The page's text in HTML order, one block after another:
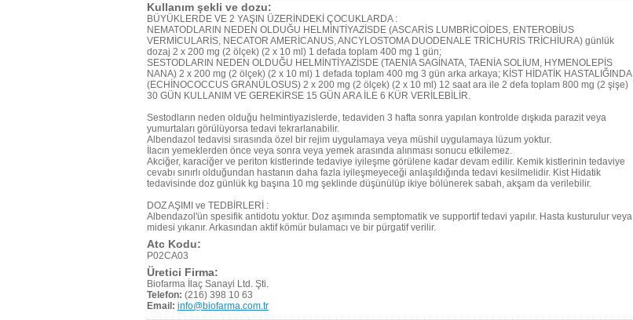
Kullanım şekli ve dozu:
BÜYÜKLERDE VE 2 YAŞIN ÜZERİNDEKİ ÇOCUKLARDA :
NEMATODLARIN NEDEN OLDUĞU HELMİNTİYAZİSDE (ASCARİS LUMBRİCOİDES, ENTEROBİUS
VERMİCULARİS, NECATOR AMERİCANUS, ANCYLOSTOMA DUODENALE TRİCHURİS TRİCHİURA) günlük
dozaj 2 x 200 mg (2 ölçek) (2 x 10 ml) 1 defada toplam 400 mg 1 gün;
SESTODLARIN NEDEN OLDUĞU HELMİNTİYAZİSDE (TAENİA SAGİNATA, TAENİA SOLİUM, HYMENOLEPİS
NANA) 2 x 200 mg (2 ölçek) (2 x 10 ml) 1 defada toplam 400 mg 3 gün arka arkaya; KİST HİDATİK HASTALIĞINDA
(ECHİNOCOCCUS GRANÜLOSUS) 2 x 200 mg (2 ölçek) (2 x 10 ml) 12 saat ara ile 2 defa toplam 800 mg (2 şişe)
30 GÜN KULLANIM VE GEREKİRSE 15 GÜN ARA İLE 6 KÜR VERİLEBİLİR.
Sestodların neden olduğu helmintiyazislerde, tedaviden 3 hafta sonra yapılan kontrolde dışkıda parazit veya
yumurtaları görülüyorsa tedavi tekrarlanabilir.
Albendazol tedavisi sırasında özel bir rejim uygulamaya veya müshil uygulamaya lüzum yoktur.
İlacın yemeklerden önce veya sonra veya yemek arasında alınması sonucu etkilemez.
Akciğer, karaciğer ve periton kistlerinde tedaviye iyileşme görülene kadar devam edilir. Kemik kistlerinin tedaviye
cevabı sınırlı olduğundan hastanın daha fazla iyileşmeyeceği anlaşıldığında tedavi kesilmelidir. Kist Hidatik
tedavisinde doz günlük kg başına 10 mg şeklinde düşünülüp ikiye bölünerek sabah, akşam da verilebilir.
DOZ AŞIMI ve TEDBİRLERİ :
Albendazol'ün spesifik antidotu yoktur. Doz aşımında semptomatik ve supportif tedavi yapılır. Hasta kusturulur veya
midesi yıkanır. Arkasından aktif kömür bulamacı ve bir pürgatif verilir.
Atc Kodu:
P02CA03
Üretici Firma:
Biofarma İlaç Sanayi Ltd. Şti.
Telefon: (216) 398 10 63
Email: info@biofarma.com.tr